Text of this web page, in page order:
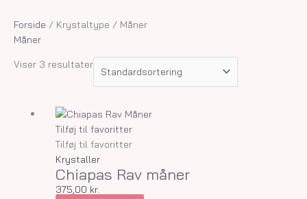
Forside / Krystaltype / Måner
Måner
Viser 3 resultater
Tilføj til favoritter
Tilføj til favoritter
Krystaller
Chiapas Rav måner
375,00 kr.
Dette
varianter.